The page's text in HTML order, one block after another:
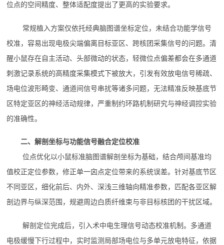
位点的空间精度、整体适配度提出了更高的实验要求。
常规植入方案仅依托经典脑图谱坐标定位，未结合功能学信号
校准，容易出现电极尖端偏离目标亚区、跨核团采集信号的问题。清
醒小鼠存在自主活动、头部微动的状态，轻微位点偏差都会在多通道
刺激记录系统的高精度采集模式下被放大，引发有效放电信号稀疏、
场电位波形畸变、通道间信号串扰等诸多问题，无法精准反映基底节
区特定亚区的神经活动规律，严重制约环路机制研究与神经调控实验
的准确性。
二、解剖坐标与功能信号融合定位校准
位点优化以小鼠标准脑图谱解剖坐标为基础，结合颅间基准均
值校正定位参数，修正单一囟点定位带来的系统误差。针对基底节区
不同亚区，细化前后、内外、深浅三维轴向精准参数，匹配各亚区解
剖边界与纵深范围，规避周边白质纤维束与非目标核团的干扰区域。
解剖定位完成后，引入术中电生理信号动态校准机制。多通道
电极缓慢下行过程中，实时监测局部场电位与多单元放电特征，依据